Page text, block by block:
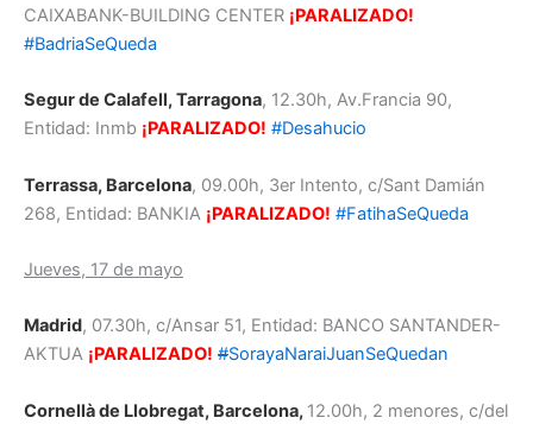
CAIXABANK-BUILDING CENTER ¡PARALIZADO!
#BadriaSeQueda
Segur de Calafell, Tarragona, 12.30h, Av.Francia 90,
Entidad: Inmb ¡PARALIZADO! #Desahucio
Terrassa, Barcelona, 09.00h, 3er Intento, c/Sant Damián
268, Entidad: BANKIA ¡PARALIZADO! #FatihaSeQueda
Jueves, 17 de mayo
Madrid, 07.30h, c/Ansar 51, Entidad: BANCO SANTANDER-
AKTUA ¡PARALIZADO! #SorayaNaraiJuanSeQuedan
Cornellà de Llobregat, Barcelona, 12.00h, 2 menores, c/del